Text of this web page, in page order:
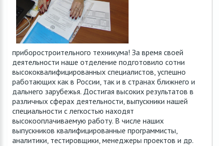
приборостроительного техникума! За время своей
деятельности наше отделение подготовило сотни
высококвалифицированных специалистов, успешно
работающих как в России, так и в странах ближнего и
дальнего зарубежья. Достигая высоких результатов в
различных сферах деятельности, выпускники нашей
специальности с легкостью находят
высокооплачиваемую работу. В числе наших
выпускников квалифицированные программисты,
аналитики, тестировщики, менеджеры проектов и др.